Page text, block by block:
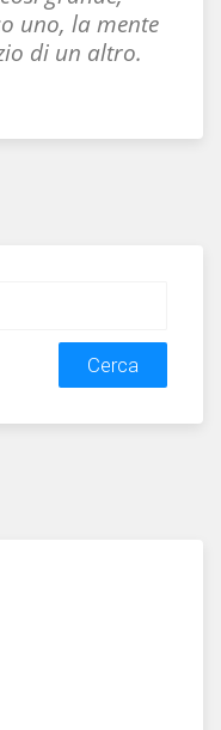
uno, la mente
di un altro.